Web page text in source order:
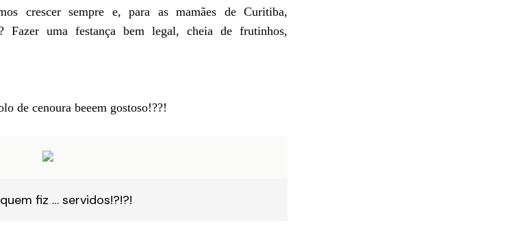
crescer sempre e, para as mamães de Curitiba,
Fazer uma festança bem legal, cheia de frutinhos,
de cenoura beeem gostoso!??!
fiz … servidos!?!?!